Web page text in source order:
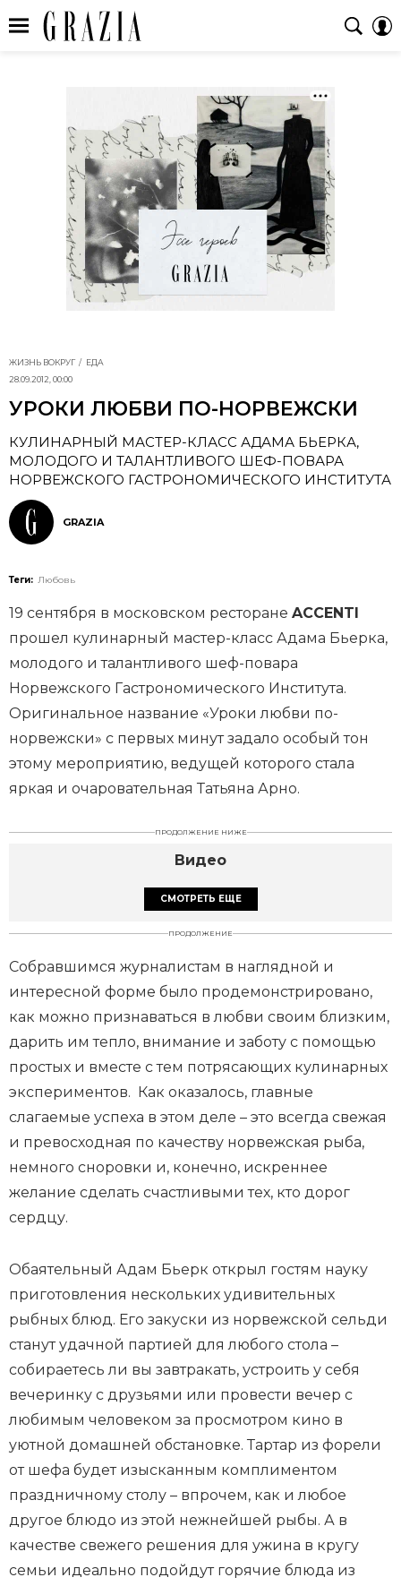
ЖИЗНЬ ВОКРУГ
ЕДА
28.09.2012, 00:00
УРОКИ ЛЮБВИ ПО-НОРВЕЖСКИ
КУЛИНАРНЫЙ МАСТЕР-КЛАСС АДАМА БЬЕРКА,
МОЛОДОГО И ТАЛАНТЛИВОГО ШЕФ-ПОВАРА
НОРВЕЖСКОГО ГАСТРОНОМИЧЕСКОГО ИНСТИТУТА
GRAZIA
Теги: Любовь
19 сентября в московском ресторане ACCENTI
прошел кулинарный мастер-класс Адама Бьерка,
молодого и талантливого шеф-повара
Норвежского Гастрономического Института.
Оригинальное название «Уроки любви по-
норвежски» с первых минут задало особый тон
этому мероприятию, ведущей которого стала
яркая и очаровательная Татьяна Арно.
ПРОДОЛЖЕНИЕ НИЖЕ
Видео
СМОТРЕТЬ ЕЩЕ
ПРОДОЛЖЕНИЕ
Собравшимся журналистам в наглядной и
интересной форме было продемонстрировано,
как можно признаваться в любви своим близким,
дарить им тепло, внимание и заботу с помощью
простых и вместе с тем потрясающих кулинарных
экспериментов. Как оказалось, главные
слагаемые успеха в этом деле – это всегда свежая
и превосходная по качеству норвежская рыба,
немного сноровки и, конечно, искреннее
желание сделать счастливыми тех, кто дорог
сердцу.
Обаятельный Адам Бьерк открыл гостям науку
приготовления нескольких удивительных
рыбных блюд. Его закуски из норвежской сельди
станут удачной партией для любого стола –
собираетесь ли вы завтракать, устроить у себя
вечеринку с друзьями или провести вечер с
любимым человеком за просмотром кино в
уютной домашней обстановке. Тартар из форели
от шефа будет изысканным комплиментом
праздничному столу – впрочем, как и любое
другое блюдо из этой нежнейшей рыбы. А в
качестве свежего решения для ужина в кругу
семьи идеально подойдут горячие блюда из